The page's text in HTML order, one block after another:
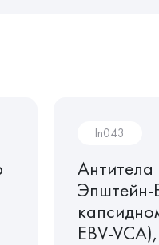
In043
Антитела
EBV-